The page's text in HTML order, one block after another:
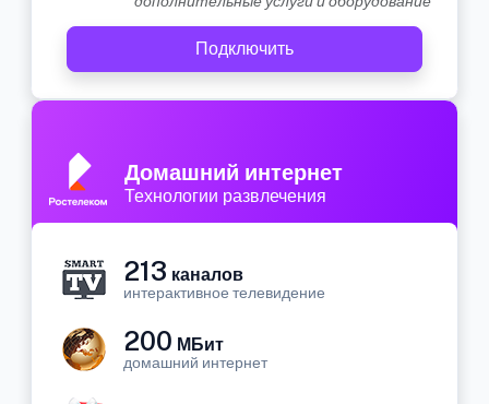
Подключить
Домашний интернет
Технологии развлечения
213 каналов
интерактивное телевидение
200 МБит
домашний интернет